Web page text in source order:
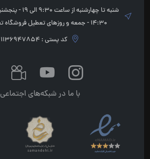
14:30 - جمعه و روزهای تعطیل فروشگاه تعطیل می باشد.
کد پستی : 1136947854
با ما در شبکه‌های اجتماعی